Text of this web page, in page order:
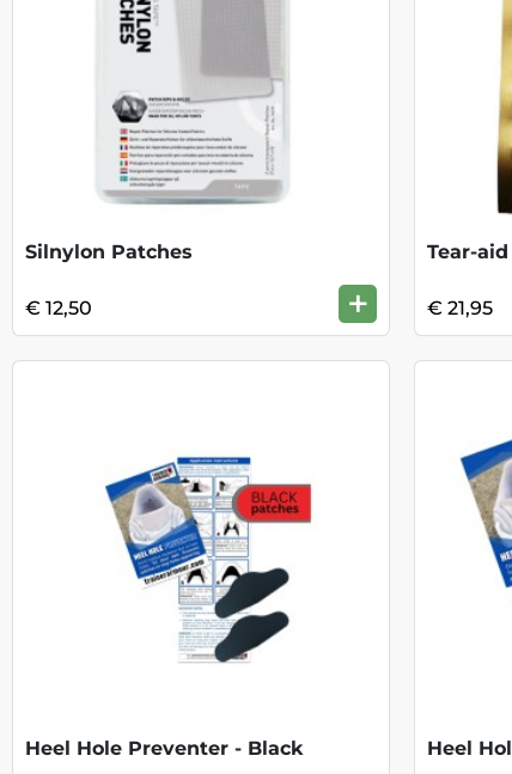
Silnylon Patches
€ 12,50 +
Tear-
€ 21,95
Heel Hole Preventer - Black Heel